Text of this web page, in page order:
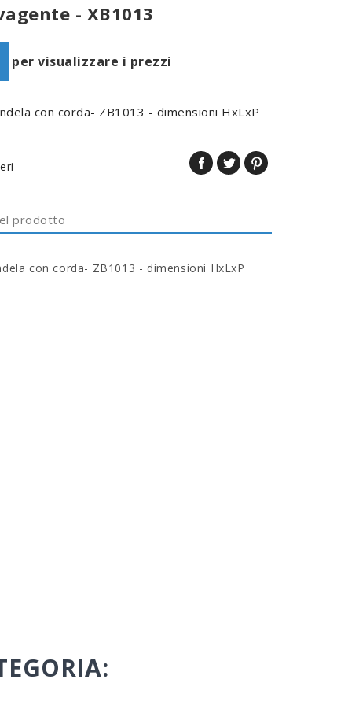
- XB1013
per visualizzare i prezzi
con corda- ZB1013 - dimensioni HxLxP
prodotto
con corda- ZB1013 - dimensioni HxLxP